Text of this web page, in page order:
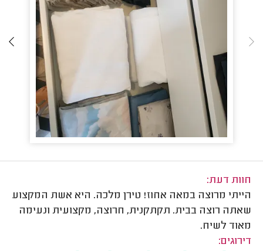
חוות דעת:
הייתי מרוצה במאה אחוז! טירן מלכה. היא אשת המקצוע
שאתה רוצה בבית. תקתקנית, חרוצה, מקצועית ונעימה
מאוד לשיח.
דירוגים: